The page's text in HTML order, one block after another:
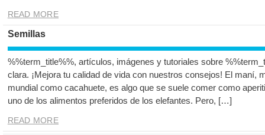
READ MORE
Semillas
%%term_title%%, artículos, imágenes y tutoriales sobre
clara. ¡Mejora tu calidad de vida con nuestros consejos! El maní,
mundial como cacahuete, es algo que se suele comer como
uno de los alimentos preferidos de los elefantes. Pero, […]
READ MORE